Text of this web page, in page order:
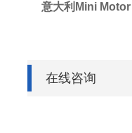
意大利Mini
在线咨询